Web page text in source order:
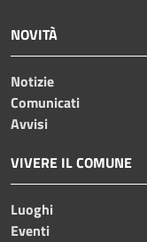
NOVITÀ
Notizie
Comunicati
Avvisi
VIVERE IL COMUNE
Luoghi
Eventi